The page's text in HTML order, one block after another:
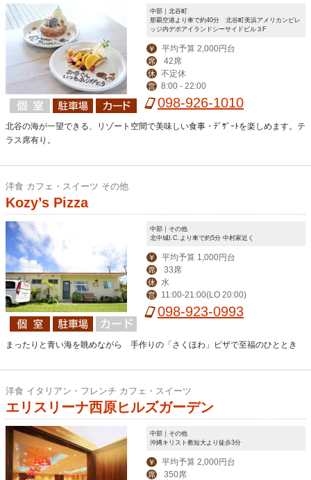
中部｜北谷町
那覇空港より車で約40分 北谷町美浜アメリカンビレ
ッジ内デポアイランドシーサイドビル３F
￥ 平均予算 2,000円台
席 42席
休 不定休
営 8:00 - 22:00
098-926-1010
北谷の海が一望できる、リゾート空間で美味しい食事・ﾃﾞｻﾞｰﾄを楽しめます。テ
ラス席有り。
洋食 カフェ・スイーツ その他
Kozy’s Pizza
中部｜その他
北中城I.C.より車で約5分 中村家近く
￥ 平均予算 1,000円台
席 33席
休 水
営 11:00-21:00(LO 20:00)
098-923-0993
まったりと青い海を眺めながら 手作りの「さくほわ」ピザで至福のひととき
洋食 イタリアン・フレンチ カフェ・スイーツ
エリスリーナ西原ヒルズガーデン
中部｜その他
沖縄キリスト教短大より徒歩3分
￥ 平均予算 2,000円台
席 350席